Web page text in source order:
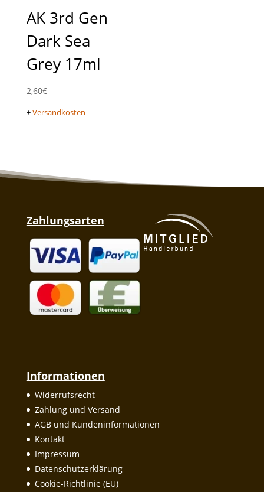
AK 3rd Gen
Dark Sea
Grey 17ml
2,60€
+Versandkosten
Zahlungsarten
Informationen
Widerrufsrecht
Zahlung und Versand
AGB und Kundeninformationen
Kontakt
Impressum
Datenschutzerklärung
Cookie-Richtlinie (EU)